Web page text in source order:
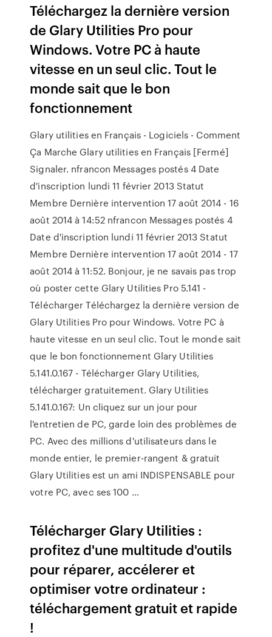
Téléchargez la dernière version
de Glary Utilities Pro pour
Windows. Votre PC à haute
vitesse en un seul clic. Tout le
monde sait que le bon
fonctionnement
Glary utilities en Français - Logiciels - Comment
Ça Marche Glary utilities en Français [Fermé]
Signaler. nfrancon Messages postés 4 Date
d'inscription lundi 11 février 2013 Statut
Membre Dernière intervention 17 août 2014 - 16
août 2014 à 14:52 nfrancon Messages postés 4
Date d'inscription lundi 11 février 2013 Statut
Membre Dernière intervention 17 août 2014 - 17
août 2014 à 11:52. Bonjour, je ne savais pas trop
où poster cette Glary Utilities Pro 5.141 -
Télécharger Téléchargez la dernière version de
Glary Utilities Pro pour Windows. Votre PC à
haute vitesse en un seul clic. Tout le monde sait
que le bon fonctionnement Glary Utilities
5.141.0.167 - Télécharger Glary Utilities,
télécharger gratuitement. Glary Utilities
5.141.0.167: Un cliquez sur un jour pour
l'entretien de PC, garde loin des problèmes de
PC. Avec des millions d'utilisateurs dans le
monde entier, le premier-rangent & gratuit
Glary Utilities est un ami INDISPENSABLE pour
votre PC, avec ses 100 …
Télécharger Glary Utilities :
profitez d'une multitude d'outils
pour réparer, accélerer et
optimiser votre ordinateur :
téléchargement gratuit et rapide
!